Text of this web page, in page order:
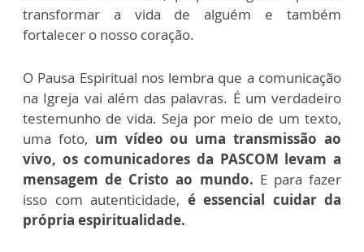
transformar a vida de alguém e também
fortalecer o nosso coração.
O Pausa Espiritual nos lembra que a comunicação
na Igreja vai além das palavras. É um verdadeiro
testemunho de vida. Seja por meio de um texto,
uma foto, um vídeo ou uma transmissão ao
vivo, os comunicadores da PASCOM levam a
mensagem de Cristo ao mundo. E para fazer
isso com autenticidade, é essencial cuidar da
própria espiritualidade.